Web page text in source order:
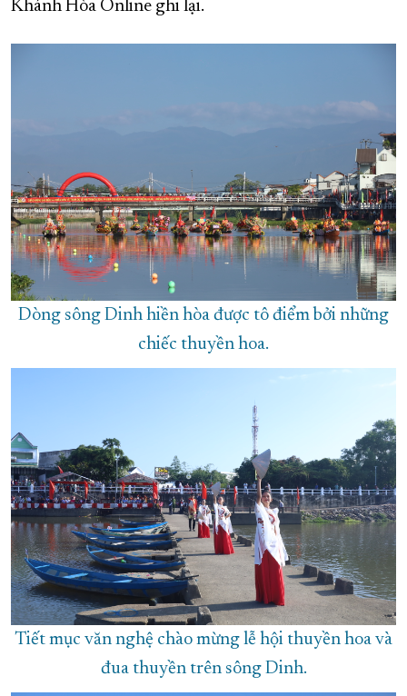
Khánh Hòa Online ghi lại.
Dòng sông Dinh hiền hòa được tô điểm bởi những
chiếc thuyền hoa.
Tiết mục văn nghệ chào mừng lễ hội thuyền hoa và
đua thuyền trên sông Dinh.